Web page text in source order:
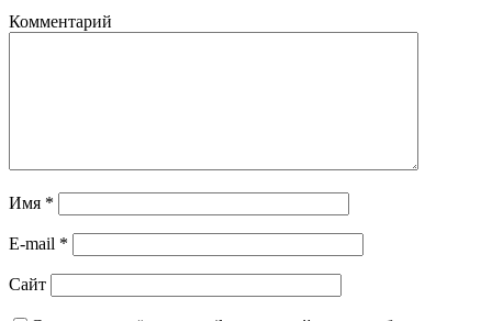
Комментарий
Имя *
E-mail *
Сайт